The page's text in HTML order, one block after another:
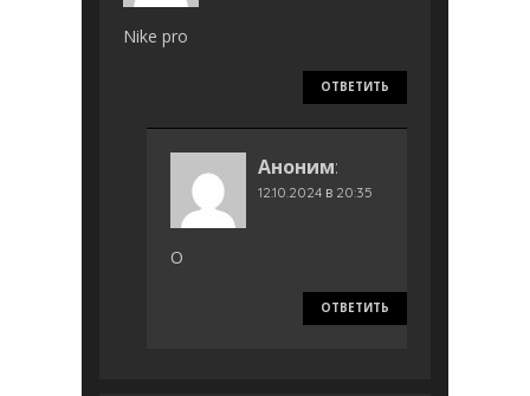
Nike pro
ОТВЕТИТЬ
Аноним:
12.10.2024 в 20:35
О
ОТВЕТИТЬ